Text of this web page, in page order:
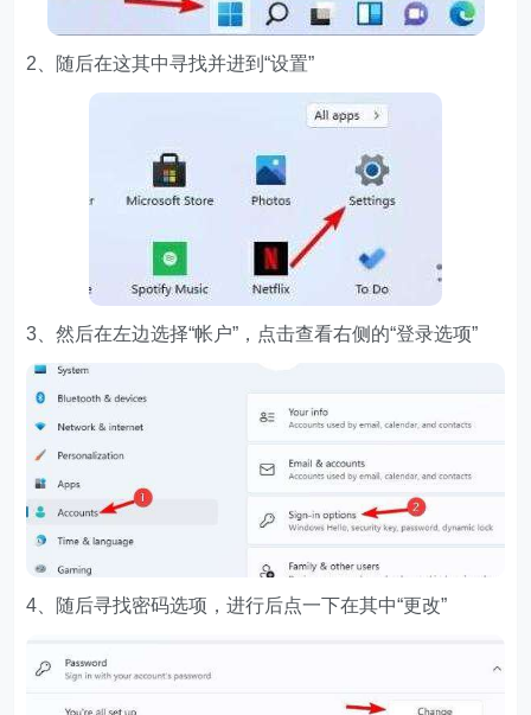
2、随后在这其中寻找并进到“设置”
3、然后在左边选择“帐户”，点击查看右侧的“登录选项”
4、随后寻找密码选项，进行后点一下在其中“更改”